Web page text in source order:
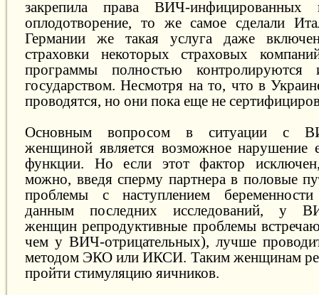
закрепила права ВИЧ-инфицированных
оплодотворение, то же самое сделали
Германии же такая услуга даже
страховки некоторых страховых
программы полностью контролируются
государством. Несмотря на то, что в
проводятся, но они пока еще не
Основным вопросом в ситуации с
женщиной является возможное нарушение
функции. Но если этот фактор
можно, введя сперму партнера в половые
проблемы с наступлением
данным последних исследований, у
женщин репродуктивные проблемы
чем у ВИЧ-отрицательных), лучше
методом ЭКО или ИКСИ. Таким женщинам
пройти стимуляцию яичников.